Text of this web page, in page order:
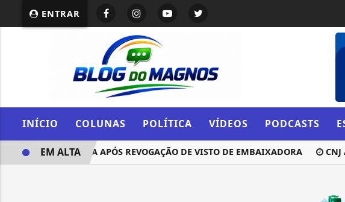
ENTRAR
INÍCIO COLUNAS POLÍTICA VÍDEOS PODCASTS
DIZ LULA APÓS REVOGAÇÃO DE VISTO DE EMBAIXADORA CNJ
EM ALTA